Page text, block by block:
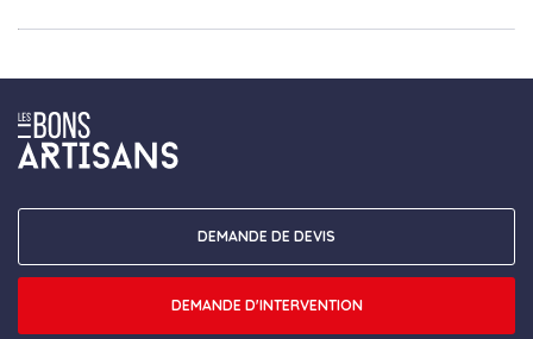
DEMANDE DE DEVIS
DEMANDE D'INTERVENTION